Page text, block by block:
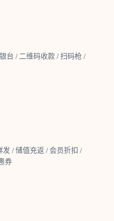
台 / 二维码收款 / 扫码枪 /
/ 储值充返 / 会员折扣 /
券